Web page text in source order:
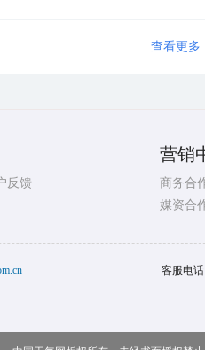
查看更多
反馈
营销
商务合
媒资合
客服电